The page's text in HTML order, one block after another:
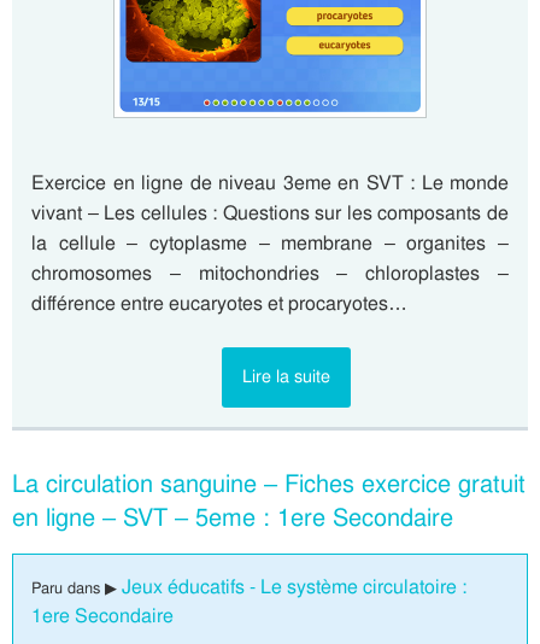
Exercice en ligne de niveau 3eme en SVT : Le monde
vivant – Les cellules : Questions sur les composants de
la cellule – cytoplasme – membrane – organites –
chromosomes – mitochondries – chloroplastes –
différence entre eucaryotes et procaryotes…
Lire la suite
La circulation sanguine – Fiches exercice gratuit
en ligne – SVT – 5eme : 1ere Secondaire
Paru dans ▶ Jeux éducatifs - Le système circulatoire :
1ere Secondaire